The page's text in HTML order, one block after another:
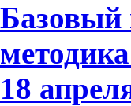
Базовый
18